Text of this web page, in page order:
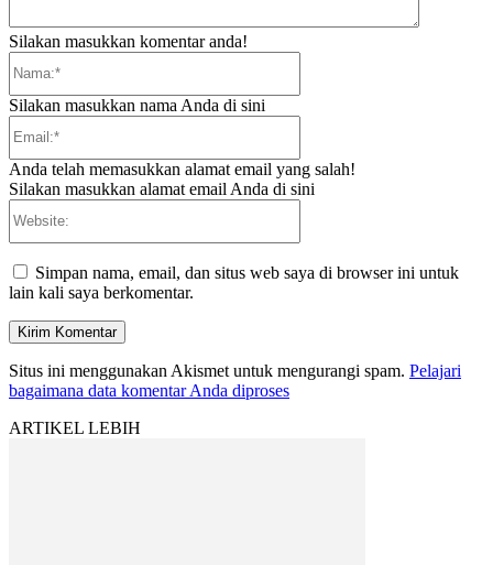
Silakan masukkan komentar anda!
Silakan masukkan nama Anda di sini
Anda telah memasukkan alamat email yang salah!
Silakan masukkan alamat email Anda di sini
Simpan nama, email, dan situs web saya di browser ini untuk
lain kali saya berkomentar.
Situs ini menggunakan Akismet untuk mengurangi spam. Pelajari
bagaimana data komentar Anda diproses
ARTIKEL LEBIH